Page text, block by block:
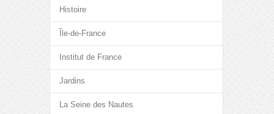
Histoire
Île-de-France
Institut de France
Jardins
La Seine des Nautes